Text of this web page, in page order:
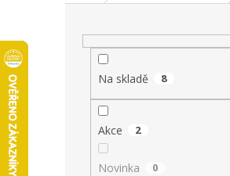
Na skladě 8
Akce 2
Novinka 0